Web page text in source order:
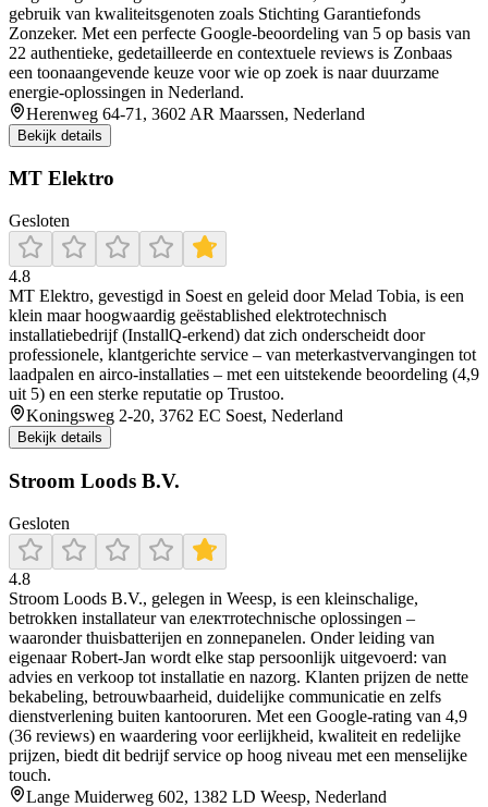
gebruik van kwaliteitsgenoten zoals Stichting Garantiefonds
Zonzeker. Met een perfecte Google-beoordeling van 5 op basis van
22 authentieke, gedetailleerde en contextuele reviews is Zonbaas
een toonaangevende keuze voor wie op zoek is naar duurzame
energie-oplossingen in Nederland.
Herenweg 64-71, 3602 AR Maarssen, Nederland
Bekijk details
MT Elektro
Gesloten
4.8
MT Elektro, gevestigd in Soest en geleid door Melad Tobia, is een
klein maar hoogwaardig geëstablished elektrotechnisch
installatiebedrijf (InstallQ‑erkend) dat zich onderscheidt door
professionele, klantgerichte service – van meterkastvervangingen tot
laadpalen en airco-installaties – met een uitstekende beoordeling (4,9
uit 5) en een sterke reputatie op Trustoo.
Koningsweg 2-20, 3762 EC Soest, Nederland
Bekijk details
Stroom Loods B.V.
Gesloten
4.8
Stroom Loods B.V., gelegen in Weesp, is een kleinschalige,
betrokken installateur van електrotechnische oplossingen –
waaronder thuisbatterijen en zonnepanelen. Onder leiding van
eigenaar Robert‑Jan wordt elke stap persoonlijk uitgevoerd: van
advies en verkoop tot installatie en nazorg. Klanten prijzen de nette
bekabeling, betrouwbaarheid, duidelijke communicatie en zelfs
dienstverlening buiten kantooruren. Met een Google-rating van 4,9
(36 reviews) en waardering voor eerlijkheid, kwaliteit en redelijke
prijzen, biedt dit bedrijf service op hoog niveau met een menselijke
touch.
Lange Muiderweg 602, 1382 LD Weesp, Nederland